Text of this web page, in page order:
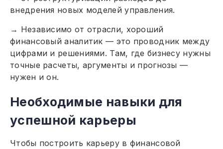
внедрения новых моделей управления.
→ Независимо от отрасли, хороший
финансовый аналитик — это проводник между
цифрами и решениями. Там, где бизнесу нужны
точные расчеты, аргументы и прогнозы —
нужен и он.
Необходимые навыки для
успешной карьеры
Чтобы построить карьеру в финансовой